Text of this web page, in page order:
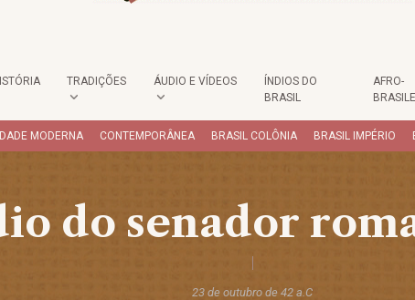
TRADIÇÕES ÁUDIO E VÍDEOS
ÍNDIOS DO
BRASIL
AFRO-
IDADE MODERNA CONTEMPORÂNEA BRASIL COLÔNIA BRASIL IMPÉRIO
do senador
23 de outubro de 42 a.C